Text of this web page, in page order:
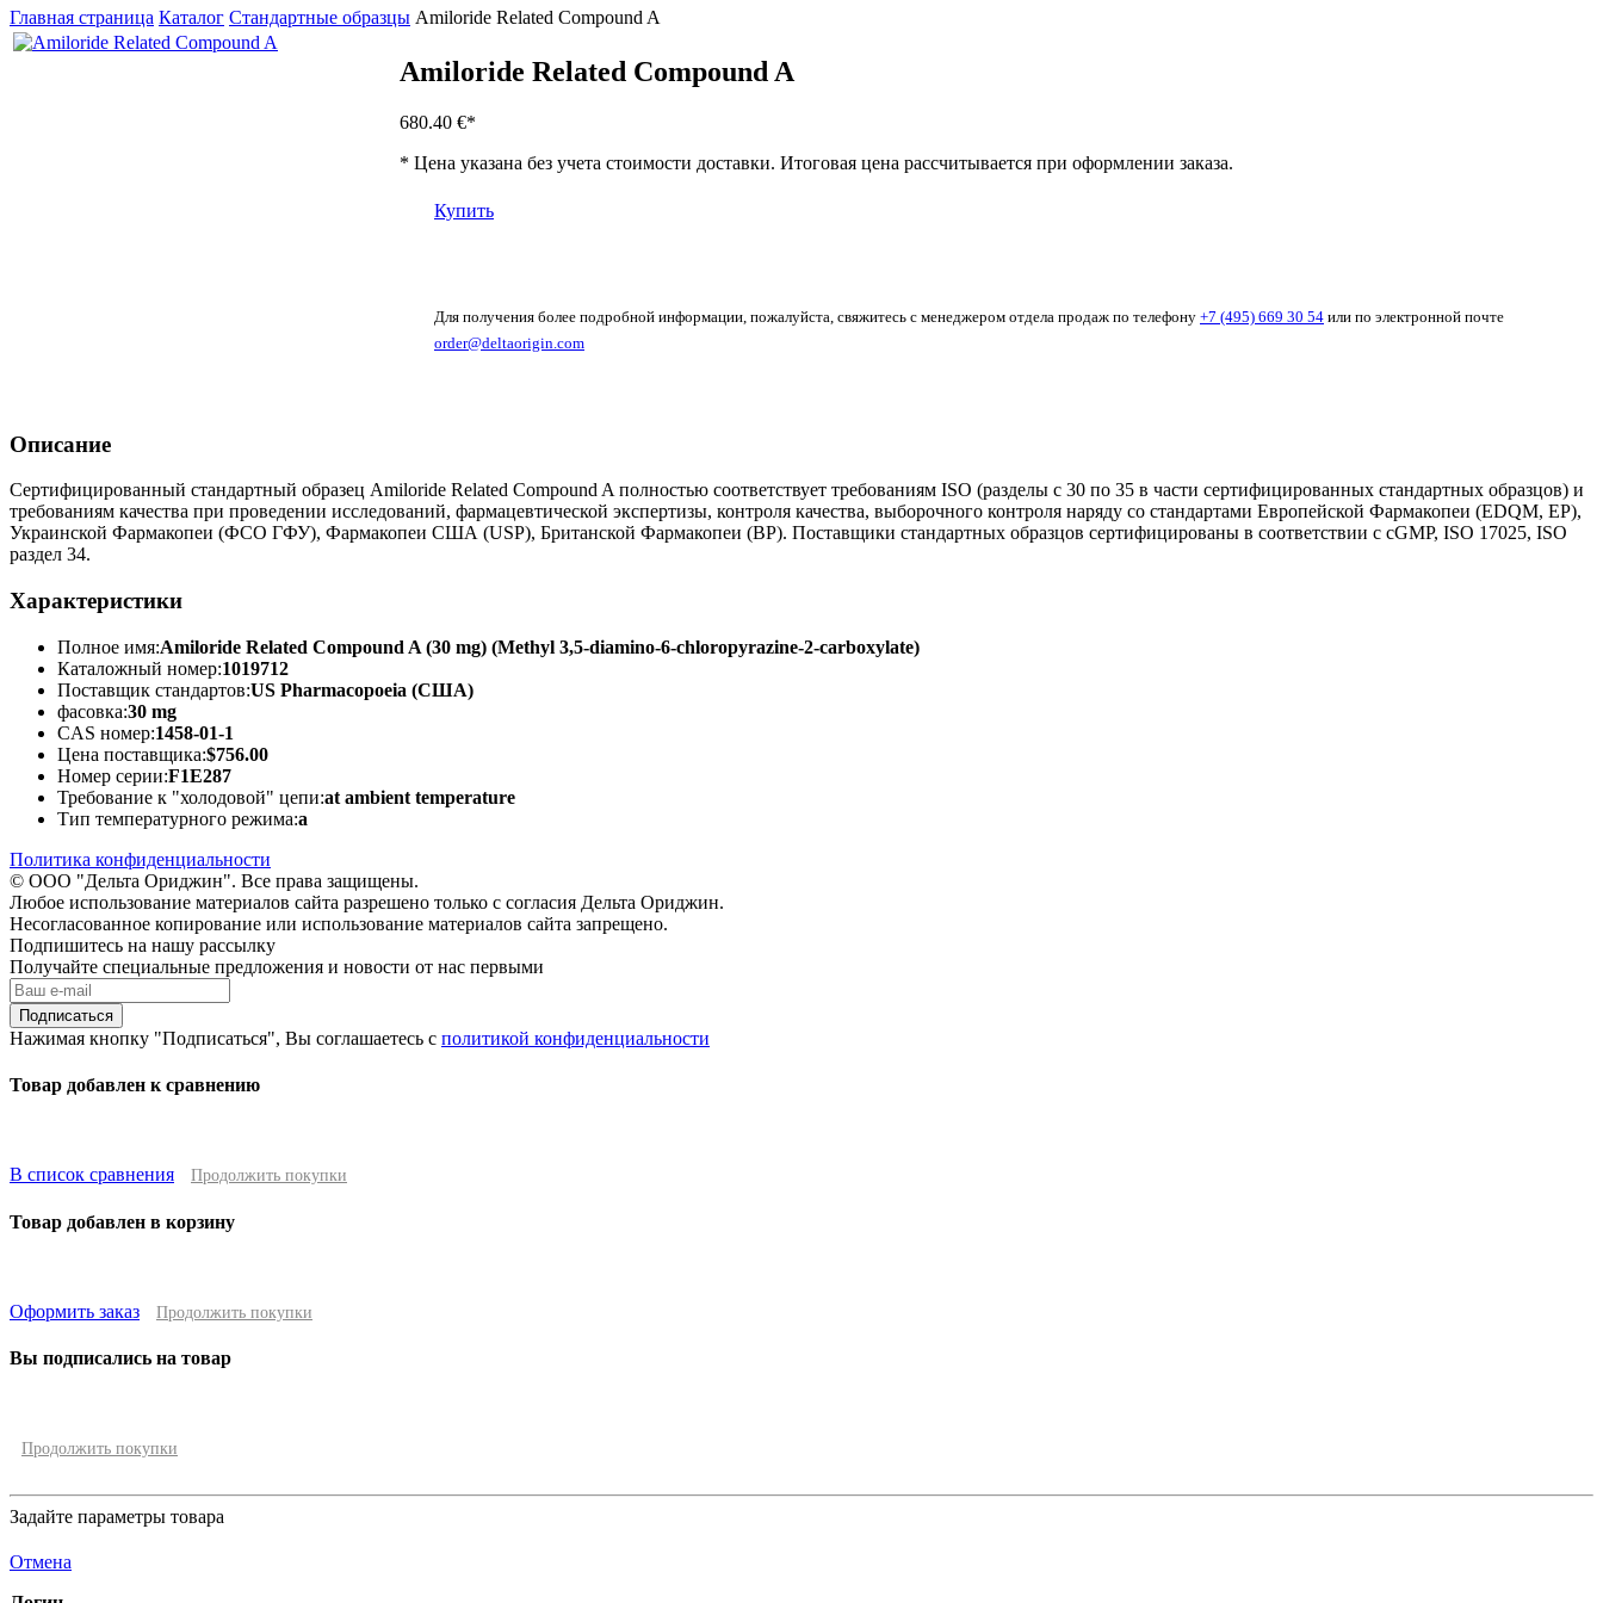
Главная страница Каталог Стандартные образцы Amiloride Related Compound A
Amiloride Related Compound A
680.40 €*
* Цена указана без учета стоимости доставки. Итоговая цена рассчитывается при оформлении заказа.
Купить
Для получения более подробной информации, пожалуйста, свяжитесь с менеджером отдела продаж по телефону +7 (495) 669 30 54 или по электронной почте
order@deltaorigin.com
Описание
Сертифицированный стандартный образец Amiloride Related Compound A полностью соответствует требованиям ISO (разделы с 30 по 35 в части сертифицированных стандартных образцов) и
требованиям качества при проведении исследований, фармацевтической экспертизы, контроля качества, выборочного контроля наряду со стандартами Европейской Фармакопеи (EDQM, EP),
Украинской Фармакопеи (ФСО ГФУ), Фармакопеи США (USP), Британской Фармакопеи (BP). Поставщики стандартных образцов сертифицированы в соответствии с cGMP, ISO 17025, ISO
раздел 34.
Характеристики
Полное имя:Amiloride Related Compound A (30 mg) (Methyl 3,5-diamino-6-chloropyrazine-2-carboxylate)
Каталожный номер:1019712
Поставщик стандартов:US Pharmacopoeia (США)
фасовка:30 mg
CAS номер:1458-01-1
Цена поставщика:$756.00
Номер серии:F1E287
Требование к "холодовой" цепи:at ambient temperature
Тип температурного режима:a
Политика конфиденциальности
© ООО "Дельта Ориджин". Все права защищены.
Любое использование материалов сайта разрешено только с согласия Дельта Ориджин.
Несогласованное копирование или использование материалов сайта запрещено.
Подпишитесь на нашу рассылку
Получайте специальные предложения и новости от нас первыми
Подписаться
Нажимая кнопку "Подписаться", Вы соглашаетесь с политикой конфиденциальности
Товар добавлен к сравнению
В список сравнения Продолжить покупки
Товар добавлен в корзину
Оформить заказ Продолжить покупки
Вы подписались на товар
Продолжить покупки
Задайте параметры товара
Отмена